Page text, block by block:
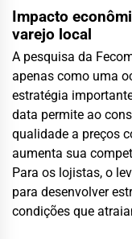
Impacto
varejo local
A pesquisa da
apenas como uma
estratégia
data permite ao
qualidade a preços
aumenta sua
Para os lojistas, o
para desenvolver
condições que